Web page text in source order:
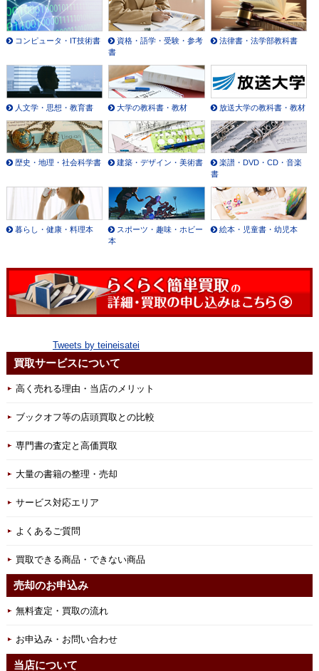
コンピュータ・IT技術書
資格・語学・受験・参考
書
法律書・法学部教科書
人文学・思想・教育書 大学の教科書・教材 放送大学の教科書・教材
歴史・地理・社会科学書 建築・デザイン・美術書
楽譜・DVD・CD・音楽
書
暮らし・健康・料理本
スポーツ・趣味・ホビー
本
絵本・児童書・幼児本
Tweets by teineisatei
買取サービスについて
高く売れる理由・当店のメリット
ブックオフ等の店頭買取との比較
専門書の査定と高価買取
大量の書籍の整理・売却
サービス対応エリア
よくあるご質問
買取できる商品・できない商品
売却のお申込み
無料査定・買取の流れ
お申込み・お問い合わせ
当店について